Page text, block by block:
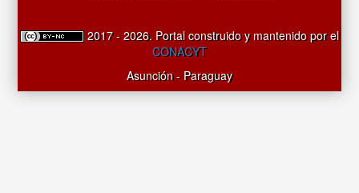
2017 - 2026. Portal construido y mantenido por el
CONACYT
Asunción - Paraguay